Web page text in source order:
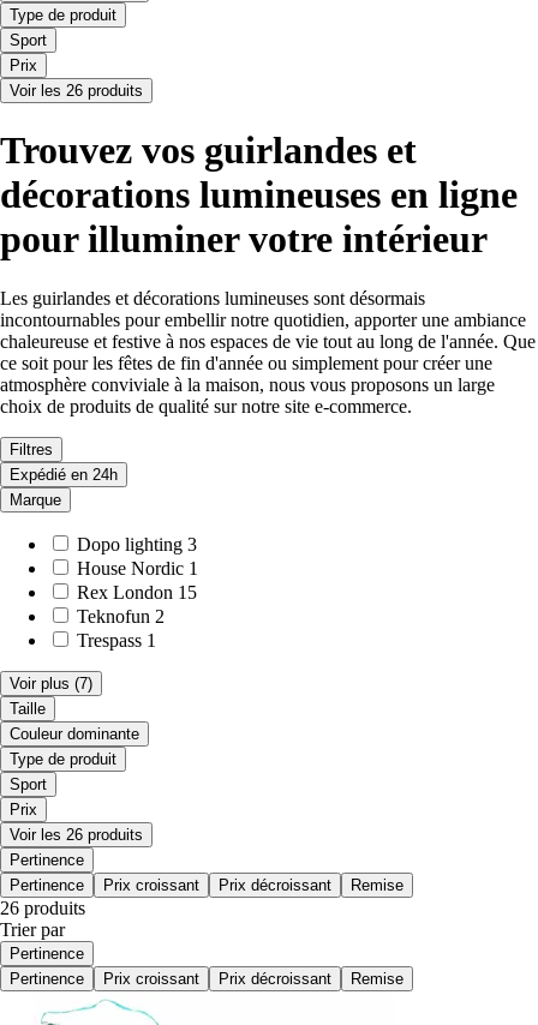
Type de produit
Sport
Prix
Voir les 26 produits
Trouvez vos guirlandes et
décorations lumineuses en ligne
pour illuminer votre intérieur
Les guirlandes et décorations lumineuses sont désormais
incontournables pour embellir notre quotidien, apporter une ambiance
chaleureuse et festive à nos espaces de vie tout au long de l'année. Que
ce soit pour les fêtes de fin d'année ou simplement pour créer une
atmosphère conviviale à la maison, nous vous proposons un large
choix de produits de qualité sur notre site e-commerce.
Filtres
Expédié en 24h
Marque
Dopo lighting 3
House Nordic 1
Rex London 15
Teknofun 2
Trespass 1
Voir plus (7)
Taille
Couleur dominante
Type de produit
Sport
Prix
Voir les 26 produits
Pertinence
Pertinence
Prix croissant Prix décroissant Remise
26 produits
Trier par
Pertinence
Pertinence
Prix croissant Prix décroissant Remise